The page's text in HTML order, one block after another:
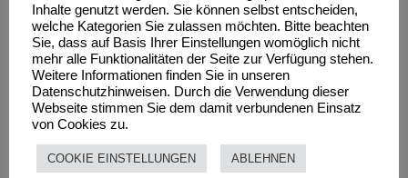
Kommentieren ist nicht vorgesehen.
Rechte an den eigenen Daten
Sie können einen Export Ihrer personenbezogenen
Daten bei uns anfordern, inklusive aller
Informationen, welche Sie uns mitgeteilt haben.
Darüber hinaus können Sie die Löschung aller
personenbezogenen Daten, die wir von Ihnen
Inhalte genutzt werden. Sie können selbst entscheiden,
welche Kategorien Sie zulassen möchten. Bitte beachten
Sie, dass auf Basis Ihrer Einstellungen womöglich nicht
mehr alle Funktionalitäten der Seite zur Verfügung stehen.
Weitere Informationen finden Sie in unseren
Datenschutzhinweisen. Durch die Verwendung dieser
Webseite stimmen Sie dem damit verbundenen Einsatz
von Cookies zu.
COOKIE EINSTELLUNGEN ABLEHNEN